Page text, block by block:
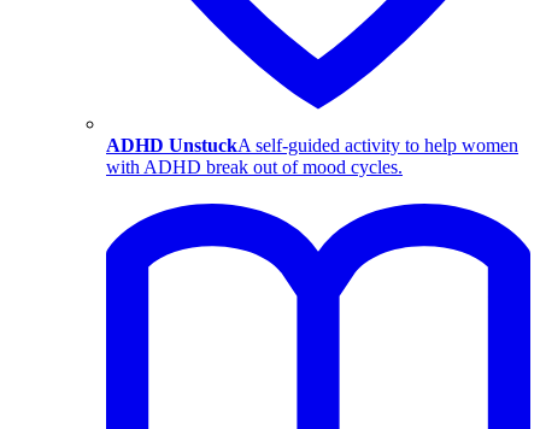
ADHD UnstuckA self-guided activity to help women
with ADHD break out of mood cycles.